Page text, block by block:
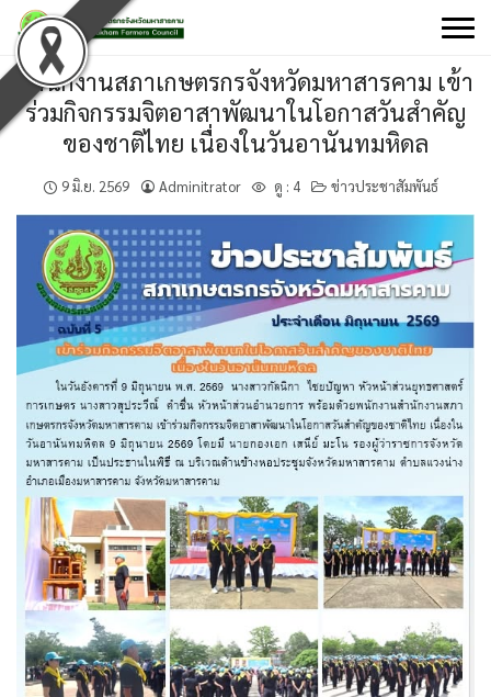
Skip
to
content
สำนักงานสภาเกษตรกรจังหวัดมหาสารคาม เข้า
ร่วมกิจกรรมจิตอาสาพัฒนาในโอกาสวันสำคัญ
ของชาติไทย เนื่องในวันอานันทมหิดล
9 มิ.ย. 2569 Adminitrator ดู : 4 ข่าวประชาสัมพันธ์